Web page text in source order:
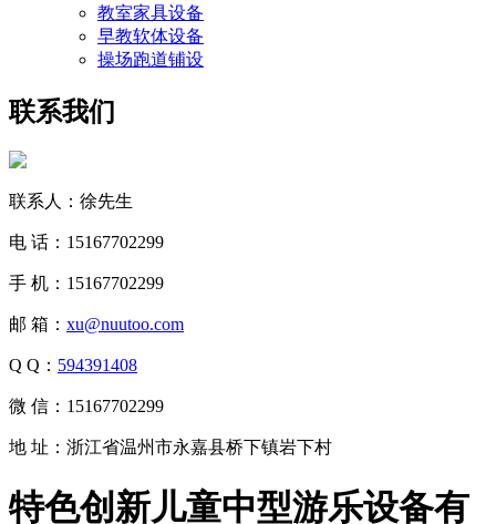
教室家具设备
早教软体设备
操场跑道铺设
联系我们
联系人：徐先生
电 话：15167702299
手 机：15167702299
邮 箱： xu@nuutoo.com
Q Q： 594391408
微 信：15167702299
地 址：浙江省温州市永嘉县桥下镇岩下村
特色创新儿童中型游乐设备有